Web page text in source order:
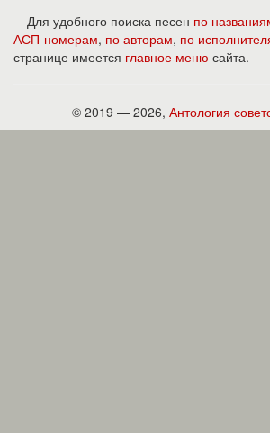
Для удобного поиска песен по
АСП-номерам, по авторам, по
странице имеется главное меню сайта.
© 2019 — 2026, Антология